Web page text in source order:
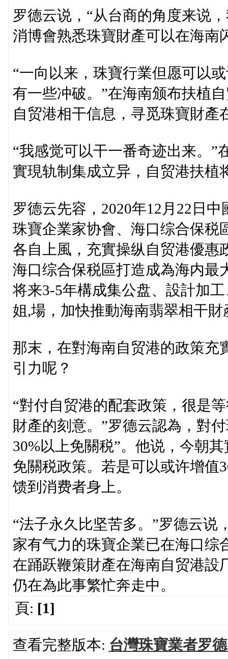
罗德云说，“从台商的角度来说
消博會熟悉珠寶財產可以在海南
“一向以来，珠寶行業但愿可以
有一些冲破。”在海南颁布扶植
自贸港相干信息，寻觅珠寶財產
“我感觉可以干一番奇迹出来。”
實現轨制集成立异，自贸港扶植
罗德云先容，2020年12月22日
珠寶企業家协會、海口综合保税
各自上風，充實操纵自贸港優惠
海口综合保税區打造成為海内最
将来3-5年構成集公盘、設計加
姐,場，加快推動海南翡翠相干財
那末，在對海南自贸港的政策充
引力呢？
“對付自贸港的配套政策，很是
財產的刻意。”罗德云認為，對
30%以上免關税”。他说，今朝
免關税政策。若是可以或许增值
馈到消费者身上。
“法子永久比坚苦多。”罗德云说
家有气力的珠寶企業已在海口综
在踊跃鞭策財產在海南自贸港設
仍在為此事繁忙奔走中。
頁: [1]
查看完整版本: 台灣珠寶業者罗